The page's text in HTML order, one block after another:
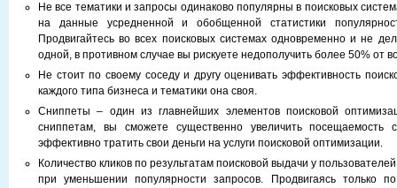
Не все тематики и запросы одинаково популярны в поисковых
на данные усредненной и обобщенной статистики
Продвигайтесь во всех поисковых системах одновременно и не
одной, в противном случае вы рискуете недополучить более 50% от
Не стоит по своему соседу и другу оценивать эффективность
каждого типа бизнеса и тематики она своя.
Сниппеты – один из главнейших элементов поисковой
сниппетам, вы сможете существенно увеличить посещаемость
эффективно тратить свои деньги на услуги поисковой оптимизации.
Количество кликов по результатам поисковой выдачи у
при уменьшении популярности запросов. Продвигаясь только